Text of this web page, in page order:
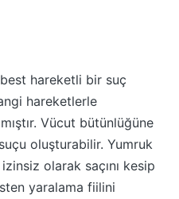
hareketli bir suç
hareketlerle
Vücut bütünlüğüne
oluşturabilir. Yumruk
olarak saçını kesip
yaralama fiilini